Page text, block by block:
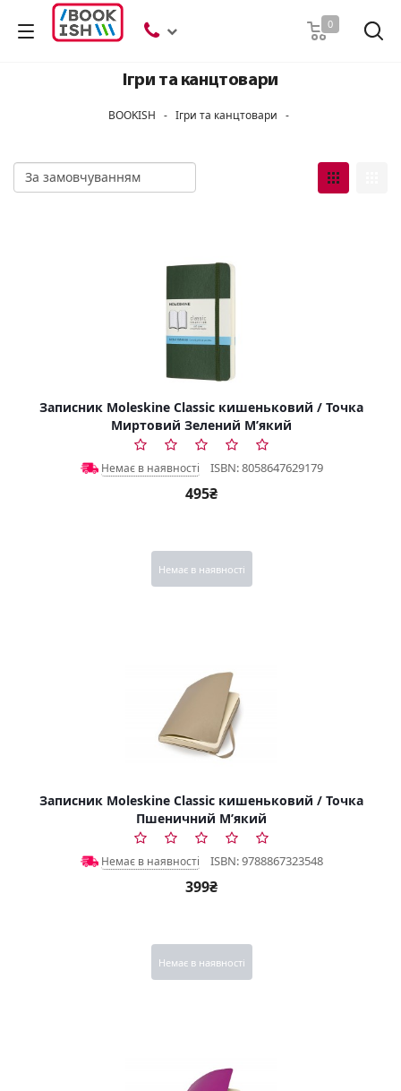
0
Ігри та канцтовари
BOOKISH - Ігри та канцтовари -
Записник Moleskine Classic кишеньковий / Точка
Миртовий Зелений М’який
Немає в наявності ISBN: 8058647629179
495₴
Немає в наявності
Записник Moleskine Classic кишеньковий / Точка
Пшеничний М’який
Немає в наявності ISBN: 9788867323548
399₴
Немає в наявності